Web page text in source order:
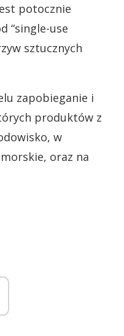
potocznie
“single-use
sztucznych
zapobieganie i
produktów z
w
oraz na